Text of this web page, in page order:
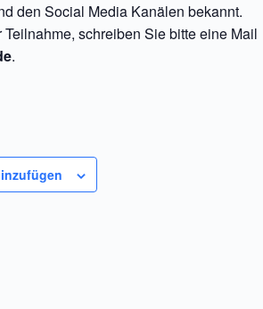
den Social Media Kanälen bekannt.
schreiben Sie bitte eine Mail
.